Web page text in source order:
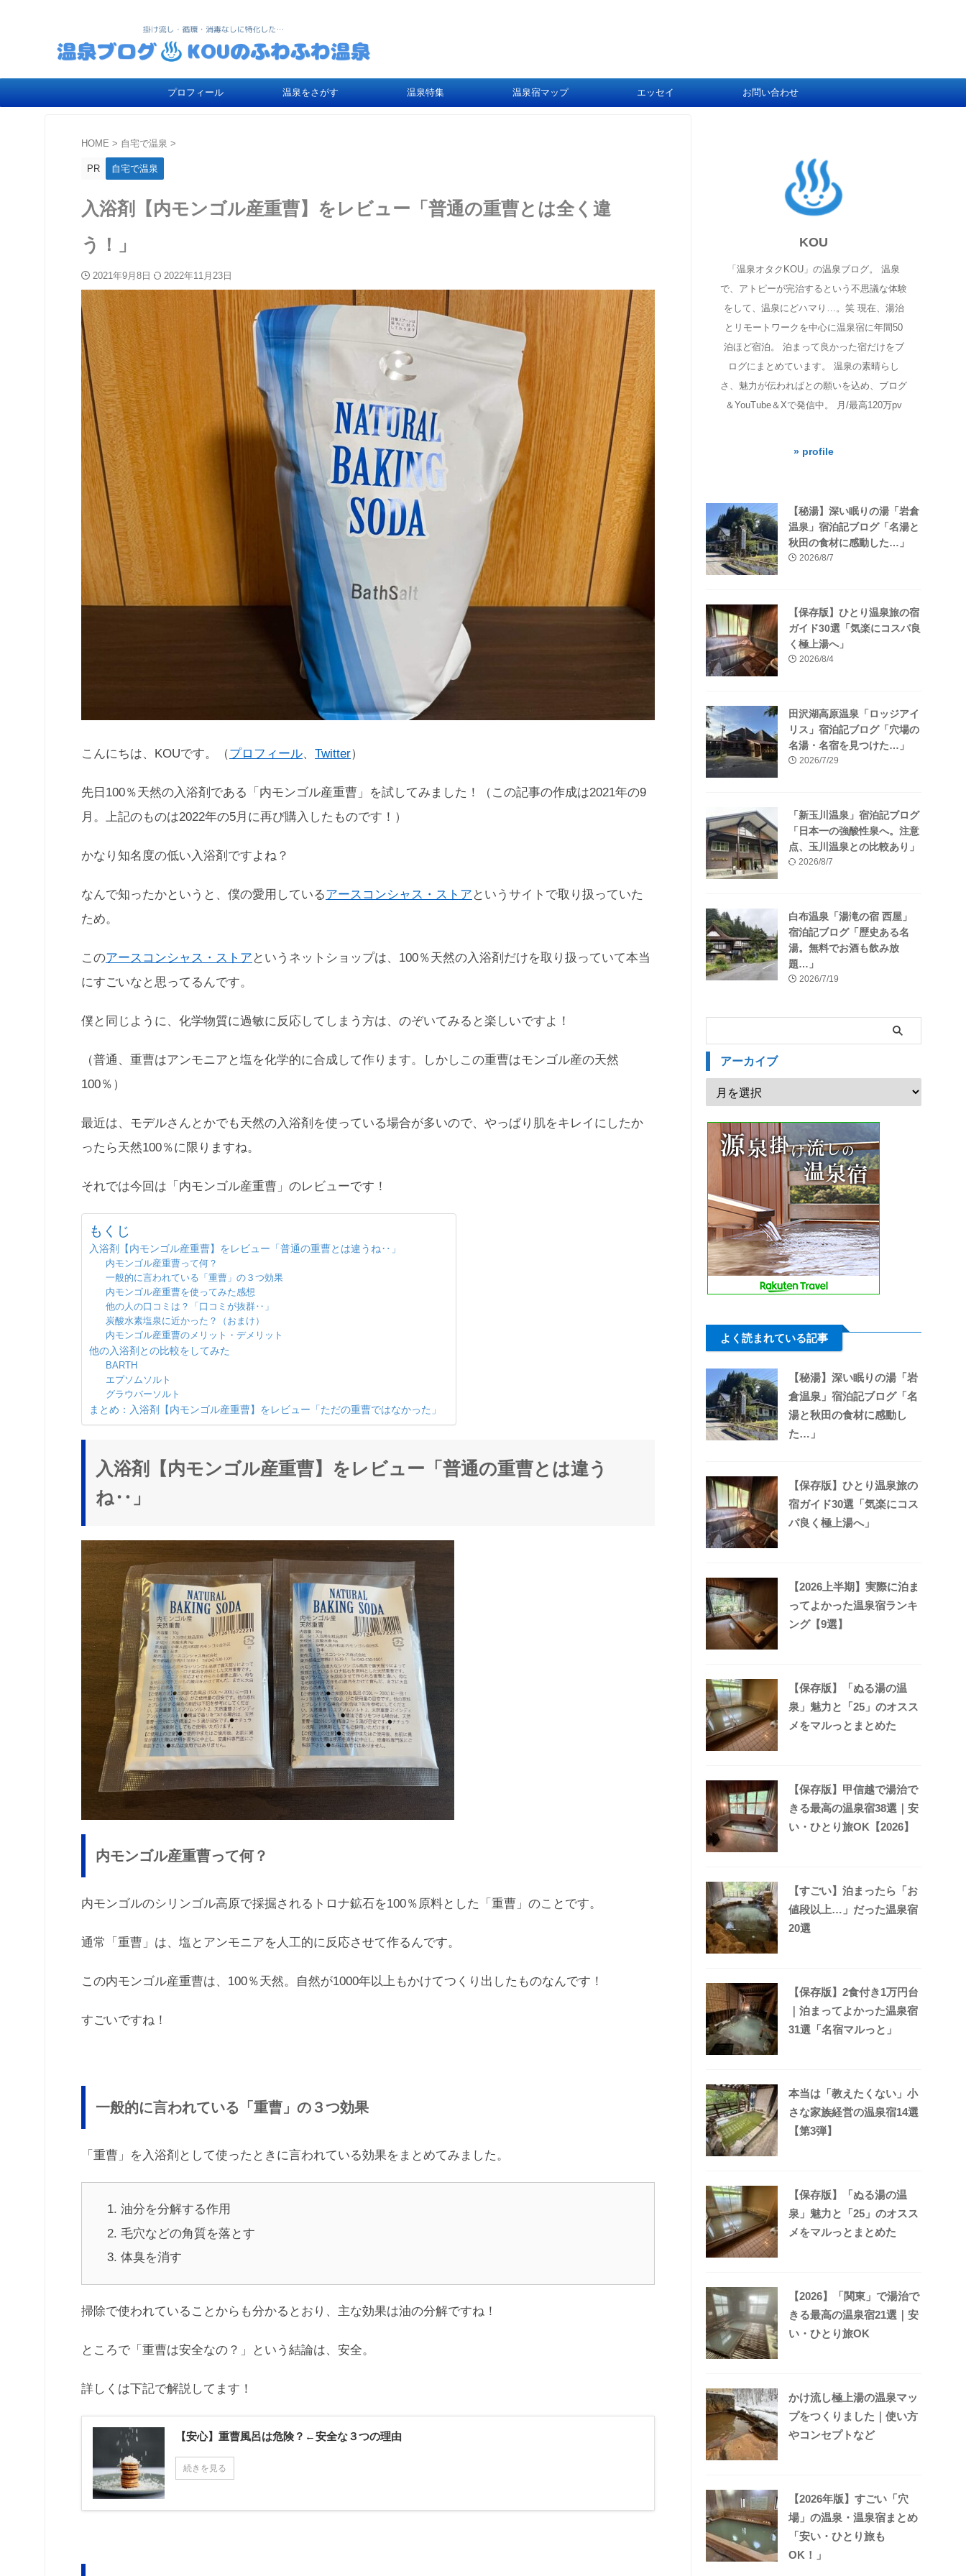
プロフィール 温泉をさがす 温泉特集 温泉宿マップ エッセイ お問い合わせ
HOME > 自宅で温泉 >
PR 自宅で温泉
入浴剤【内モンゴル産重曹】をレビュー「普通の重曹とは全く違
う！」
2021年9月8日 2022年11月23日
こんにちは、KOUです。（プロフィール、 Twitter）
先日100％天然の入浴剤である「内モンゴル産重曹」を試してみました！（この記事の作成は2021年の9
月。上記のものは2022年の5月に再び購入したものです！）
かなり知名度の低い入浴剤ですよね？
なんで知ったかというと、僕の愛用しているアースコンシャス・ストア というサイトで取り扱っていた
ため。
このアースコンシャス・ストア というネットショップは、100％天然の入浴剤だけを取り扱っていて本当
にすごいなと思ってるんです。
僕と同じように、化学物質に過敏に反応してしまう方は、のぞいてみると楽しいですよ！
（普通、重曹はアンモニアと塩を化学的に合成して作ります。しかしこの重曹はモンゴル産の天然
100％）
最近は、モデルさんとかでも天然の入浴剤を使っている場合が多いので、やっぱり肌をキレイにしたか
ったら天然100％に限りますね。
それでは今回は「内モンゴル産重曹」のレビューです！
もくじ
入浴剤【内モンゴル産重曹】をレビュー「普通の重曹とは違うね‥」
内モンゴル産重曹って何？
一般的に言われている「重曹」の３つ効果
内モンゴル産重曹を使ってみた感想
他の人の口コミは？「口コミが抜群‥」
炭酸水素塩泉に近かった？（おまけ）
内モンゴル産重曹のメリット・デメリット
他の入浴剤との比較をしてみた
BARTH
エプソムソルト
グラウバーソルト
まとめ：入浴剤【内モンゴル産重曹】をレビュー「ただの重曹ではなかった」
入浴剤【内モンゴル産重曹】をレビュー「普通の重曹とは違う
ね‥」
内モンゴル産重曹って何？
内モンゴルのシリンゴル高原で採掘されるトロナ鉱石を100％原料とした「重曹」のことです。
通常「重曹」は、塩とアンモニアを人工的に反応させて作るんです。
この内モンゴル産重曹は、100％天然。自然が1000年以上もかけてつくり出したものなんです！
すごいですね！
一般的に言われている「重曹」の３つ効果
「重曹」を入浴剤として使ったときに言われている効果をまとめてみました。
油分を分解する作用
毛穴などの角質を落とす
体臭を消す
掃除で使われていることからも分かるとおり、主な効果は油の分解ですね！
ところで「重曹は安全なの？」という結論は、安全。
詳しくは下記で解説してます！
【安心】重曹風呂は危険？←安全な３つの理由
続きを見る
KOU
「温泉オタクKOU」の温泉ブログ。 温泉
で、アトピーが完治するという不思議な体験
をして、温泉にどハマり…。笑 現在、湯治
とリモートワークを中心に温泉宿に年間50
泊ほど宿泊。 泊まって良かった宿だけをブ
ログにまとめています。 温泉の素晴らし
さ、魅力が伝わればとの願いを込め、ブログ
＆YouTube＆Xで発信中。 月/最高120万pv
» profile
【秘湯】深い眠りの湯「岩倉
温泉」宿泊記ブログ「名湯と
秋田の食材に感動した…」
2026/8/7
【保存版】ひとり温泉旅の宿
ガイド30選「気楽にコスパ良
く極上湯へ」
2026/8/4
田沢湖高原温泉「ロッジアイ
リス」宿泊記ブログ「穴場の
名湯・名宿を見つけた…」
2026/7/29
「新玉川温泉」宿泊記ブログ
「日本一の強酸性泉へ。注意
点、玉川温泉との比較あり」
2026/8/7
白布温泉「湯滝の宿 西屋」
宿泊記ブログ「歴史ある名
湯。無料でお酒も飲み放
題…」
2026/7/19
アーカイブ
よく読まれている記事
【秘湯】深い眠りの湯「岩
倉温泉」宿泊記ブログ「名
湯と秋田の食材に感動し
た…」
【保存版】ひとり温泉旅の
宿ガイド30選「気楽にコス
パ良く極上湯へ」
【2026上半期】実際に泊ま
ってよかった温泉宿ランキ
ング【9選】
【保存版】「ぬる湯の温
泉」魅力と「25」のオスス
メをマルっとまとめた
【保存版】甲信越で湯治で
きる最高の温泉宿38選｜安
い・ひとり旅OK【2026】
【すごい】泊まったら「お
値段以上…」だった温泉宿
20選
【保存版】2食付き1万円台
｜泊まってよかった温泉宿
31選「名宿マルっと」
本当は「教えたくない」小
さな家族経営の温泉宿14選
【第3弾】
【保存版】「ぬる湯の温
泉」魅力と「25」のオスス
メをマルっとまとめた
【2026】「関東」で湯治で
きる最高の温泉宿21選｜安
い・ひとり旅OK
かけ流し極上湯の温泉マッ
プをつくりました｜使い方
やコンセプトなど
【2026年版】すごい「穴
場」の温泉・温泉宿まとめ
「安い・ひとり旅も
OK！」